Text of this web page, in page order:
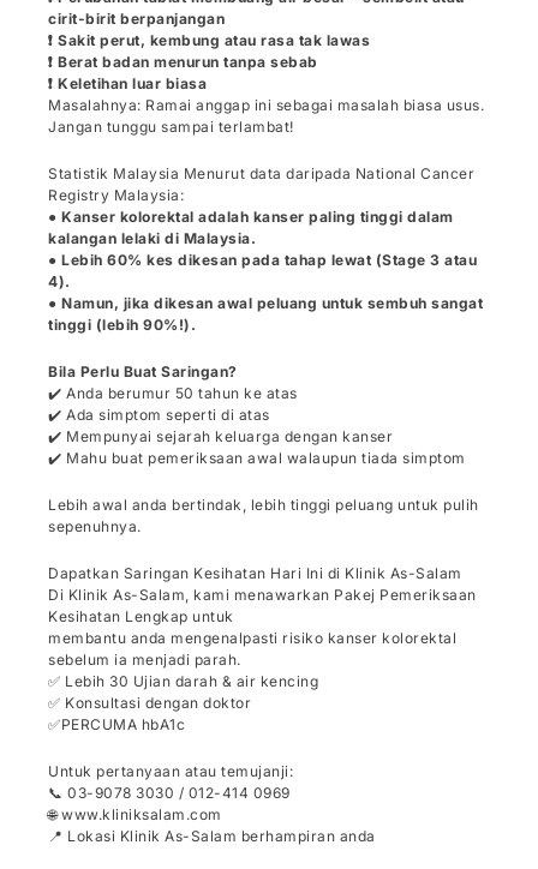
cirit-birit berpanjangan
❗ Sakit perut, kembung atau rasa tak lawas
❗ Berat badan menurun tanpa sebab
❗ Keletihan luar biasa
Masalahnya: Ramai anggap ini sebagai masalah biasa usus.
Jangan tunggu sampai terlambat!
Statistik Malaysia Menurut data daripada National Cancer
Registry Malaysia:
● Kanser kolorektal adalah kanser paling tinggi dalam
kalangan lelaki di Malaysia.
● Lebih 60% kes dikesan pada tahap lewat (Stage 3 atau
4).
● Namun, jika dikesan awal peluang untuk sembuh sangat
tinggi (lebih 90%!).
Bila Perlu Buat Saringan?
✔️ Anda berumur 50 tahun ke atas
✔️ Ada simptom seperti di atas
✔️ Mempunyai sejarah keluarga dengan kanser
✔️ Mahu buat pemeriksaan awal walaupun tiada simptom
Lebih awal anda bertindak, lebih tinggi peluang untuk pulih
sepenuhnya.
Dapatkan Saringan Kesihatan Hari Ini di Klinik As-Salam
Di Klinik As-Salam, kami menawarkan Pakej Pemeriksaan
Kesihatan Lengkap untuk
membantu anda mengenalpasti risiko kanser kolorektal
sebelum ia menjadi parah.
✅ Lebih 30 Ujian darah & air kencing
✅ Konsultasi dengan doktor
✅PERCUMA hbA1c
Untuk pertanyaan atau temujanji:
📞 03-9078 3030 / 012-414 0969
🌐 www.kliniksalam.com
📍 Lokasi Klinik As-Salam berhampiran anda